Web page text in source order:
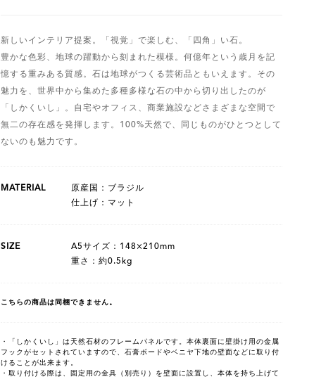
新しいインテリア提案。「視覚」で楽しむ、「四角」い石。
豊かな色彩、地球の躍動から刻まれた模様。何億年という歳月を記
憶する重みある質感。石は地球がつくる芸術品ともいえます。その
魅力を、世界中から集めた多種多様な石の中から切り出したのが
「しかくいし」。自宅やオフィス、商業施設などさまざまな空間で
無二の存在感を発揮します。100%天然で、同じものがひとつとして
ないのも魅力です。
MATERIAL
原産国：ブラジル
仕上げ：マット
SIZE
A5サイズ：148×210mm
重さ：約0.5kg
こちらの商品は同梱できません。
・「しかくいし」は天然石材のフレームパネルです。本体裏面に壁掛け用の金属
フックがセットされていますので、石膏ボードやベニヤ下地の壁面などに取り付
けることが出来ます。
・取り付ける際は、固定用の金具（別売り）を壁面に設置し、本体を持ち上げて